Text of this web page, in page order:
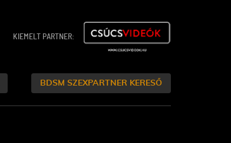
KIEMELT PARTNER:
BDSM SZEXPARTNER KERESŐ